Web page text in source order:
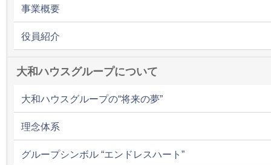
事業概要
役員紹介
大和ハウスグループについて
大和ハウスグループの“将来の夢”
理念体系
グループシンボル “エンドレスハート”